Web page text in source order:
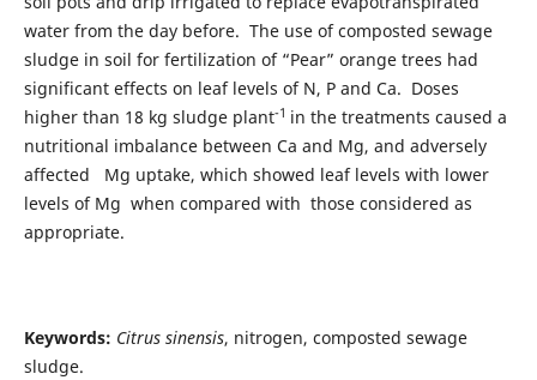
water from the day before. The use of composted sewage
sludge in soil for fertilization of “Pear” orange trees had
significant effects on leaf levels of N, P and Ca. Doses
higher than 18 kg sludge plant-1 in the treatments caused a
nutritional imbalance between Ca and Mg, and adversely
affected Mg uptake, which showed leaf levels with lower
levels of Mg when compared with those considered as
appropriate.
Keywords: Citrus sinensis, nitrogen, composted sewage
sludge.